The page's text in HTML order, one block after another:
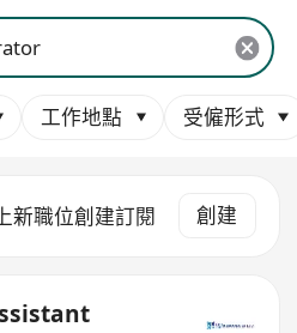
工作地點 受僱形式
新職位創建訂閱 創建